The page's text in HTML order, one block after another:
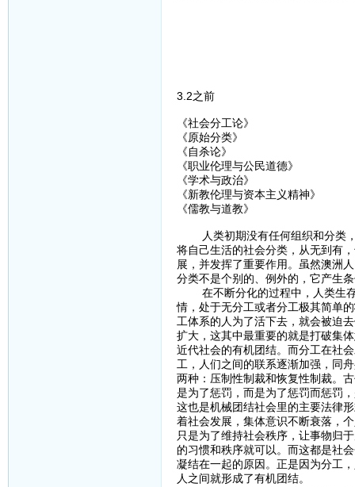
3.2之前
《社会分工论》
《原始分类》
《自杀论》
《职业伦理与公民道德》
《学术与政治》
《新教伦理与资本主义精神》
《儒教与道教》
人类初期没有任何组织和分类，
将自己生活的社会分类，从无到有
展，并发挥了重要作用。虽然澳洲
分类不是个别的、例外的，它产生
在不断分化的过程中，人类生存
情，处于无分工或者分工极其简单
工体系的人为了活下去，就会被迫
扩大，这其中最重要的就是打破集
近代社会的有机团结。而分工在社
工，人们之间的联系逐渐加强，同
两种：压制性制裁和恢复性制裁。
是为了惩罚，而是为了惩罚而惩罚
这也是机械团结社会里的主要法律
着社会发展，集体意识不断衰落，
只是为了维持社会秩序，让事物归
的习惯和秩序就可以。而这都是社
凝结在一起的原因。正是因为分工
人之间就形成了有机团结。